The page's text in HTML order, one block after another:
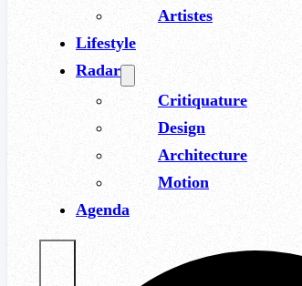
Artistes
Lifestyle
Radar
Critiquature
Design
Architecture
Motion
Agenda